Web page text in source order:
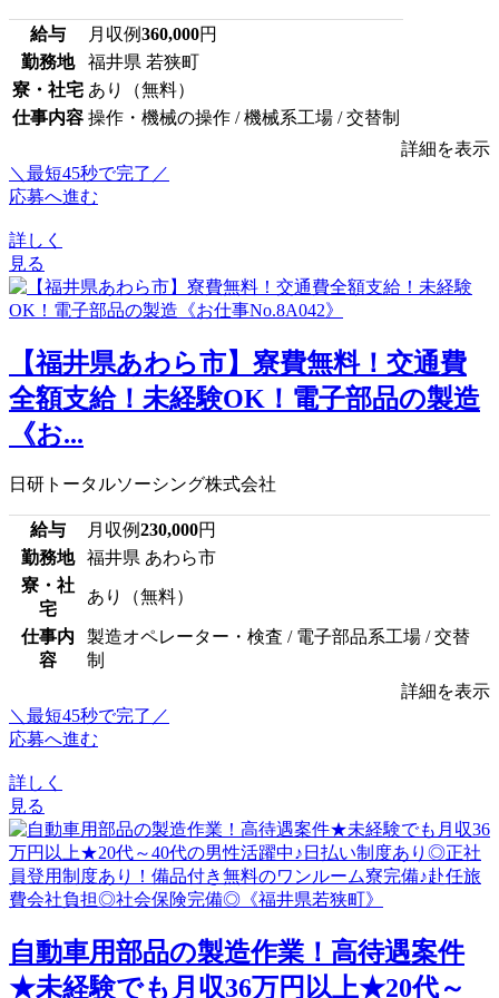
給与 月収例360,000円
勤務地
福井県 若狭町
寮・社宅 あり（無料）
仕事内容 操作・機械の操作 / 機械系工場 / 交替制
詳細を表示
＼最短45秒で完了／
応募へ進む
詳しく
見る
【福井県あわら市】寮費無料！交通費
全額支給！未経験OK！電子部品の製造
《お...
日研トータルソーシング株式会社
給与 月収例230,000円
勤務地
福井県 あわら市
寮・社
宅
あり（無料）
仕事内
容
製造オペレーター・検査 / 電子部品系工場 / 交替
制
詳細を表示
＼最短45秒で完了／
応募へ進む
詳しく
見る
自動車用部品の製造作業！高待遇案件
★未経験でも月収36万円以上★20代～